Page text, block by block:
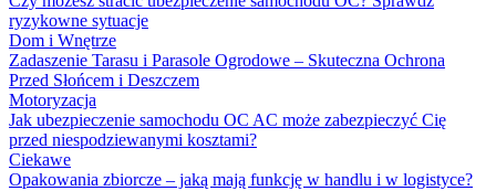
ryzykowne sytuacje
Dom i Wnętrze
Zadaszenie Tarasu i Parasole Ogrodowe – Skuteczna Ochrona
Przed Słońcem i Deszczem
Motoryzacja
Jak ubezpieczenie samochodu OC AC może zabezpieczyć Cię
przed niespodziewanymi kosztami?
Ciekawe
Opakowania zbiorcze – jaką mają funkcję w handlu i w logistyce?